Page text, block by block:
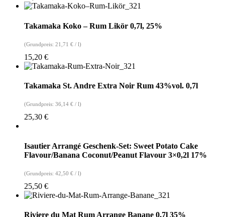
Takamaka Koko – Rum Likör 0,7l, 25%
(Grundpreis: 21,71 € / l)
15,20 €
Takamaka St. Andre Extra Noir Rum 43%vol. 0,7l
(Grundpreis: 36,14 € / l)
25,30 €
Isautier Arrangé Geschenk-Set: Sweet Potato Cake
Flavour/Banana Coconut/Peanut Flavour 3×0,2l 17%
(Grundpreis: 42,50 € / l)
25,50 €
Riviere du Mat Rum Arrange Banane 0,7l 35%